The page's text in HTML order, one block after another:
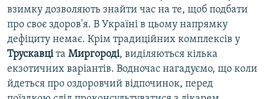
взимку дозволяють знайти час на те, щоб подбати
про своє здоров'я. В Україні в цьому напрямку
дефіциту немає. Крім традиційних комплексів у
Трускавціта Миргороді, виділяються кілька
екзотичних варіантів. Водночас нагадуємо, що коли
йдеться про оздоровчий відпочинок, перед